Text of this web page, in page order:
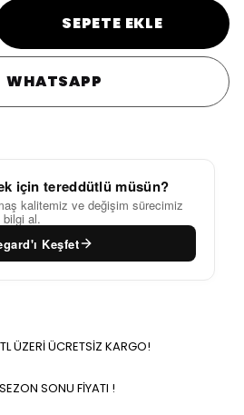
SEPETE EKLE
WHATSAPP
için tereddütlü müsün?
kalitemiz ve değişim sürecimiz
bilgi al.
Keşfet
ÜZERİ ÜCRETSİZ KARGO!
SEZON SONU FİYATI !